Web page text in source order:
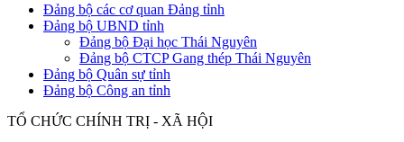
Đảng bộ các cơ quan Đảng tỉnh
Đảng bộ UBND tỉnh
Đảng bộ Đại học Thái Nguyên
Đảng bộ CTCP Gang thép Thái Nguyên
Đảng bộ Quân sự tỉnh
Đảng bộ Công an tỉnh
TỔ CHỨC CHÍNH TRỊ - XÃ HỘI